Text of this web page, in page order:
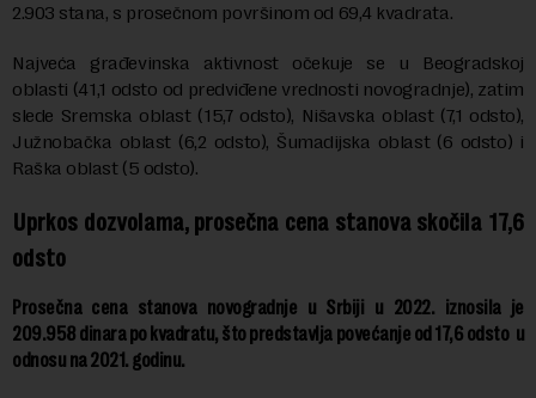
2.903 stana, s prosečnom površinom od 69,4 kvadrata.
Najveća građevinska aktivnost očekuje se u Beogradskoj
oblasti (41,1 odsto od predviđene vrednosti novogradnje), zatim
slede Sremska oblast (15,7 odsto), Nišavska oblast (7,1 odsto),
Južnobačka oblast (6,2 odsto), Šumadijska oblast (6 odsto) i
Raška oblast (5 odsto).
Uprkos dozvolama, prosečna cena stanova skočila 17,6
odsto
Prosečna cena stanova novogradnje u Srbiji u 2022. iznosila je
209.958 dinara po kvadratu, što predstavlja povećanje od 17,6 odsto u
odnosu na 2021. godinu.